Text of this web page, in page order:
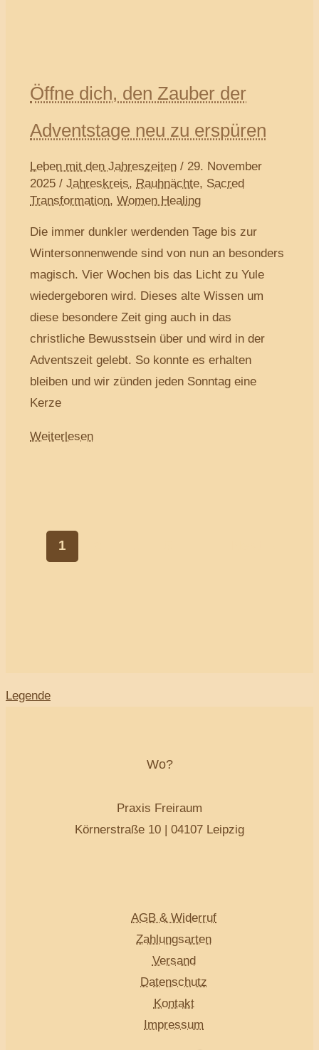
Öffne dich, den Zauber der
Adventstage neu zu erspüren
Leben mit den Jahreszeiten / 29. November
2025/Jahreskreis, Rauhnächte, Sacred
Transformation,Women Healing
Die immer dunkler werdenden Tage bis zur
Wintersonnenwende sind von nun an besonders
magisch. Vier Wochen bis das Licht zu Yule
wiedergeboren wird. Dieses alte Wissen um
diese besondere Zeit ging auch in das
christliche Bewusstsein über und wird in der
Adventszeit gelebt. So konnte es erhalten
bleiben und wir zünden jeden Sonntag eine
Kerze
Weiterlesen
1
Legende
Wo?
Praxis Freiraum
Körnerstraße 10 | 04107 Leipzig
AGB & Widerruf
Zahlungsarten
Versand
Datenschutz
Kontakt
Impressum